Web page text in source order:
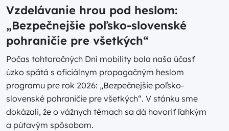
Vzdelávanie hrou pod heslom:
„Bezpečnejšie poľsko-slovenské
pohraničie pre všetkých“
Počas tohtoročných Dní mobility bola naša účasť
úzko spätá s oficiálnym propagačným heslom
programu pre rok 2026: „Bezpečnejšie poľsko-
slovenské pohraničie pre všetkých“. V stánku sme
dokázali, že o vážnych témach sa dá hovoriť ľahkým
a pútavým spôsobom.